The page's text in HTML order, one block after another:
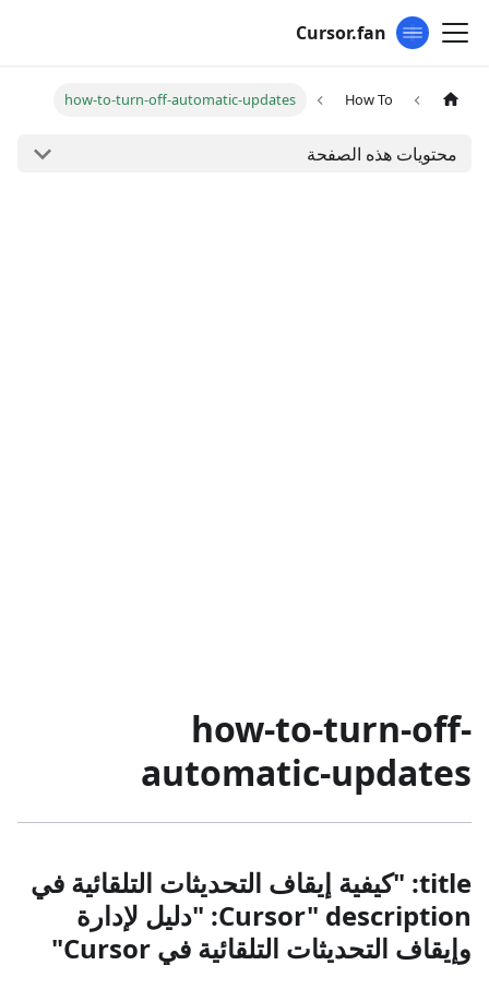
Cursor.fan
How To
how-to-turn-off-automatic-updates
محتويات هذه الصفحة
how-to-turn-off-
automatic-updates
title: "كيفية إيقاف التحديثات التلقائية في
Cursor" description: "دليل لإدارة
وإيقاف التحديثات التلقائية في Cursor"